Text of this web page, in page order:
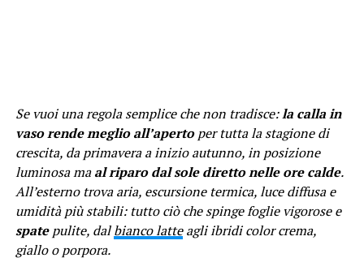
Se vuoi una regola semplice che non tradisce:la calla in
vaso rende meglio all’apertoper tutta la stagione di
crescita, da primavera a inizio autunno, in posizione
luminosa maal riparo dal sole diretto nelle ore calde.
All’esterno trova aria, escursione termica, luce diffusa e
umidità più stabili: tutto ciò che spinge foglie vigorose e
spatepulite, dalbianco latteagli ibridi color crema,
giallo o porpora.